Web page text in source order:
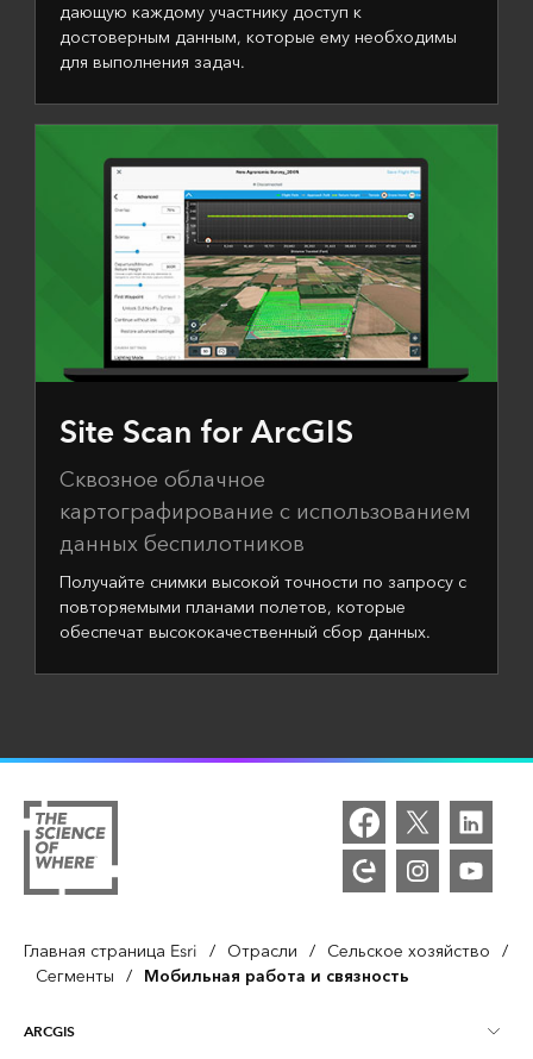
дающую каждому участнику доступ к
достоверным данным, которые ему необходимы
для выполнения задач.
Site Scan for ArcGIS
Сквозное облачное
картографирование с использованием
данных беспилотников
Получайте снимки высокой точности по запросу с
повторяемыми планами полетов, которые
обеспечат высококачественный сбор данных.
Главная страница Esri / Отрасли / Сельское хозяйство
/
Сегменты
/ Мобильная работа и связность
ARCGIS